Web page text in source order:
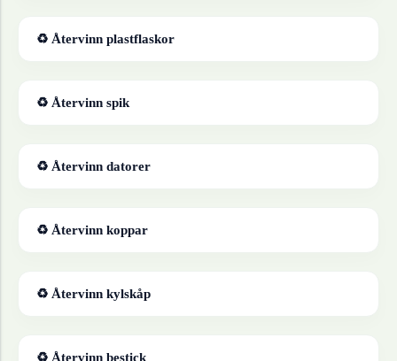
♻ Återvinn plastflaskor
♻ Återvinn spik
♻ Återvinn datorer
♻ Återvinn koppar
♻ Återvinn kylskåp
♻ Återvinn bestick